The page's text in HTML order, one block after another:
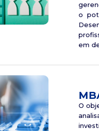
o
em
O